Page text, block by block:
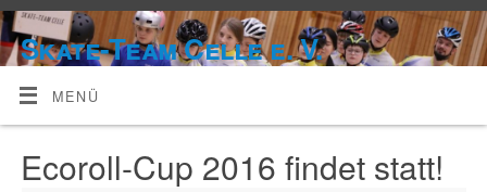
Skate-Team Celle e. V.
MENÜ
Ecoroll-Cup 2016 findet statt!